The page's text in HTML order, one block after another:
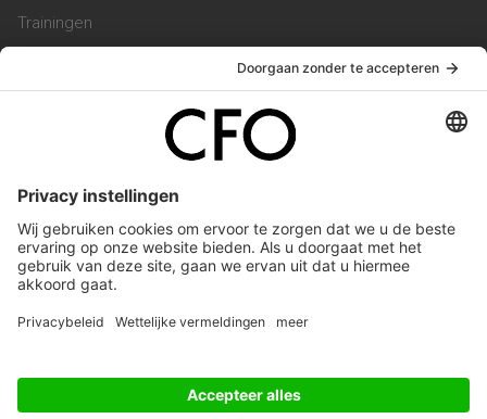
Trainingen
Vacatures
Service & Contact
Werken bij ons
Privacy Statement
Algemene Voorwaarden